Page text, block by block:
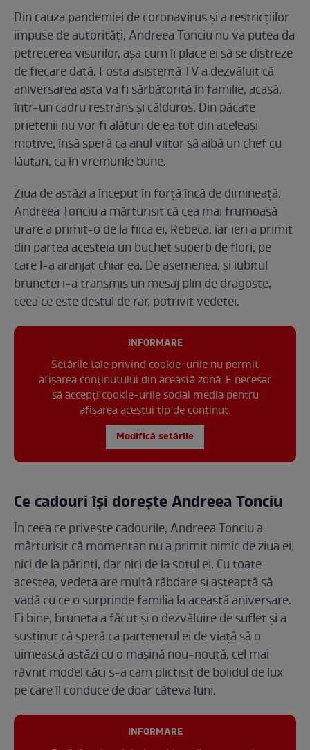
Din cauza pandemiei de coronavirus și a restricțiilor
impuse de autorități, Andreea Tonciu nu va putea da
petrecerea visurilor, așa cum îi place ei să se distreze
de fiecare dată. Fosta asistentă TV a dezvăluit că
aniversarea asta va fi sărbătorită în familie, acasă,
într-un cadru restrâns și călduros. Din păcate
prietenii nu vor fi alături de ea tot din aceleași
motive, însă speră ca anul viitor să aibă un chef cu
lăutari, ca în vremurile bune.
Ziua de astăzi a început în forță încă de dimineață.
Andreea Tonciu a mărturisit că cea mai frumoasă
urare a primit-o de la fiica ei, Rebeca, iar ieri a primit
din partea acesteia un buchet superb de flori, pe
care l-a aranjat chiar ea. De asemenea, și iubitul
brunetei i-a transmis un mesaj plin de dragoste,
ceea ce este destul de rar, potrivit vedetei.
INFORMARE
Setările tale privind cookie-urile nu permit
afișarea conținutului din această zonă. E necesar
să accepți cookie-urile social media pentru
afisarea acestui tip de conținut.
Modifică setările
Ce cadouri își dorește Andreea Tonciu
În ceea ce privește cadourile, Andreea Tonciu a
mărturisit că momentan nu a primit nimic de ziua ei,
nici de la părinți, dar nici de la soțul ei. Cu toate
acestea, vedeta are multă răbdare și așteaptă să
vadă cu ce o surprinde familia la această aniversare.
Ei bine, bruneta a făcut și o dezvăluire de suflet și a
susținut că speră ca partenerul ei de viață să o
uimească astăzi cu o mașină nou-nouță, cel mai
râvnit model căci s-a cam plictisit de bolidul de lux
pe care îl conduce de doar câteva luni.
INFORMARE